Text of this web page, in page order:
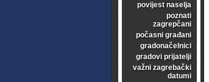
povijest naselja
poznati
zagrepčani
počasni građani
gradonačelnici
gradovi prijatelji
važni zagrebački
datumi